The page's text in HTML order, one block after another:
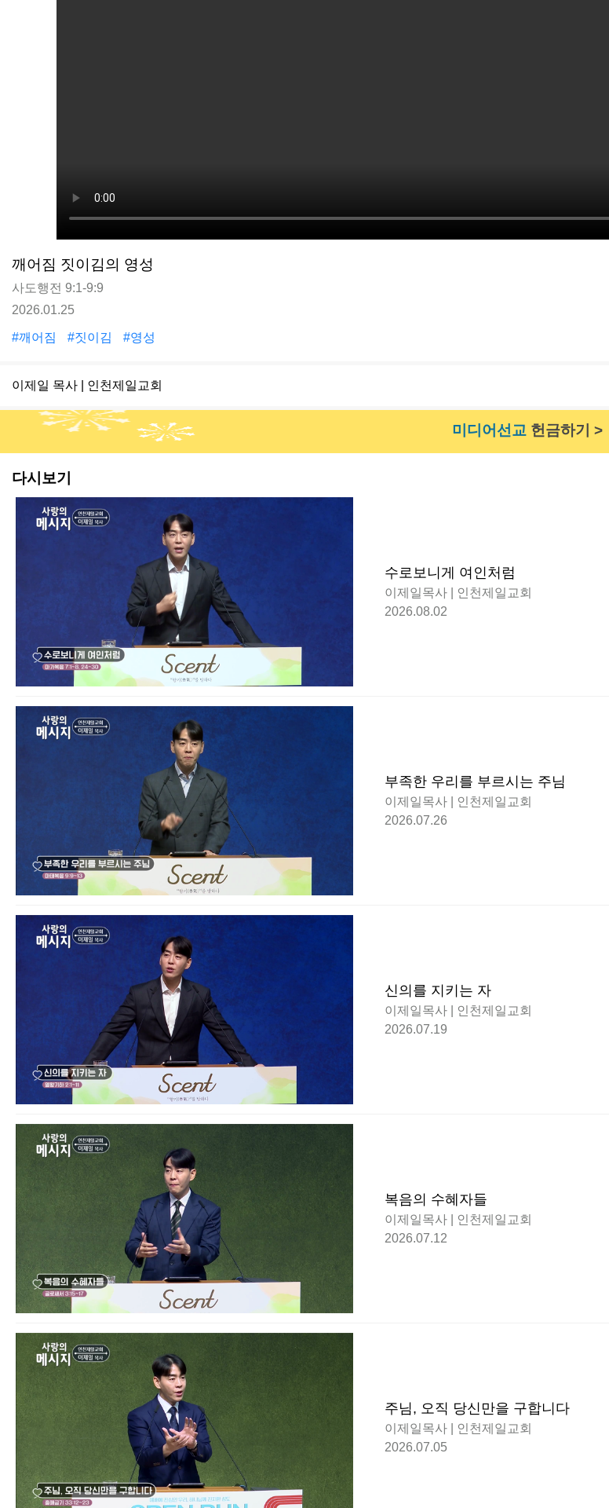
깨어짐 짓이김의 영성
사도행전 9:1-9:9
2026.01.25
#깨어짐 #짓이김 #영성
이제일 목사 | 인천제일교회
미디어선교 헌금하기 >
다시보기
수로보니게 여인처럼
이제일목사 | 인천제일교회
2026.08.02
부족한 우리를 부르시는 주님
이제일목사 | 인천제일교회
2026.07.26
신의를 지키는 자
이제일목사 | 인천제일교회
2026.07.19
복음의 수혜자들
이제일목사 | 인천제일교회
2026.07.12
주님, 오직 당신만을 구합니다
이제일목사 | 인천제일교회
2026.07.05